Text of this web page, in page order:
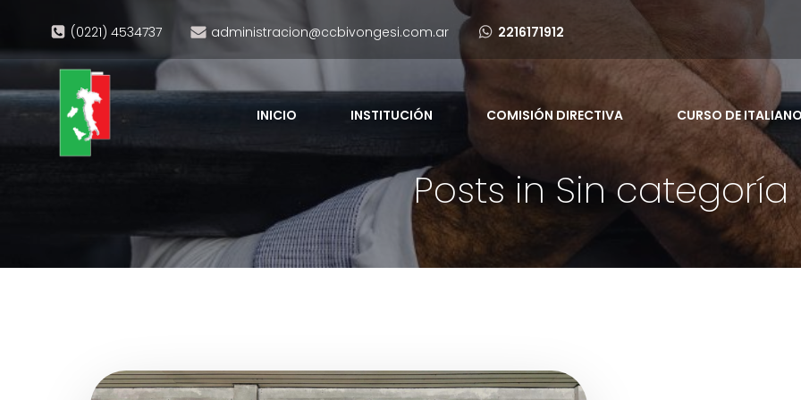
(0221) 4534737 administracion@ccbivongesi.com.ar 2216171912
INICIO INSTITUCIÓN COMISIÓN DIRECTIVA CURSO DE
Posts in Sin categoría